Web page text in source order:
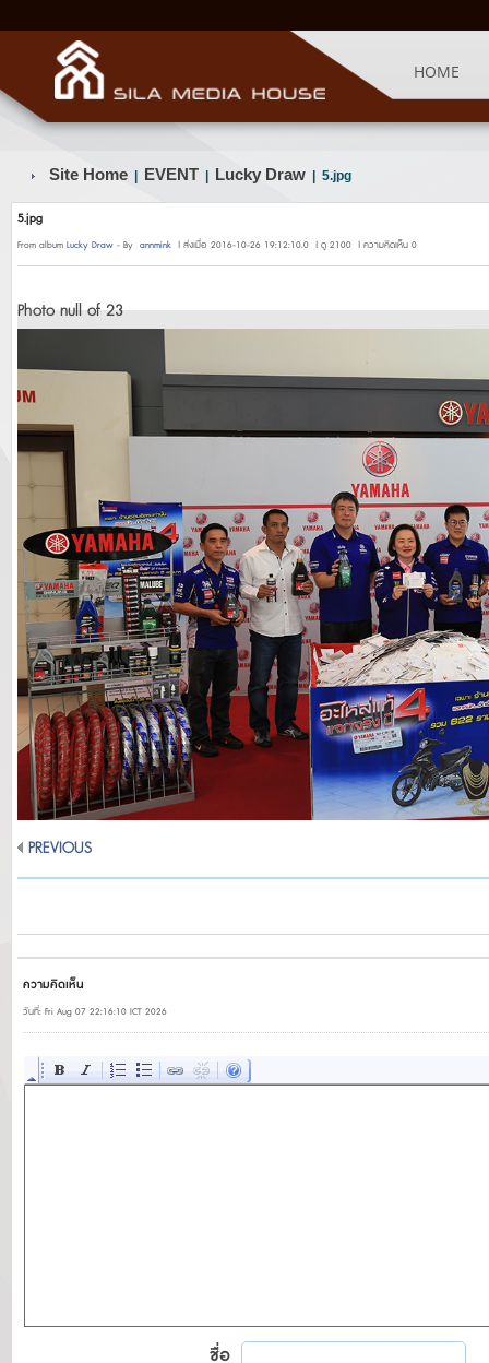
HOME
Site Home EVENT Lucky Draw | 5.jpg
5.jpg
From album Lucky Draw - By annmink | ส่งเมื่อ 2016-10-26 19:12:10.0 | ดู 2100 | ความคิดเห็น 0
Photo null of 23
PREVIOUS
ความคิดเห็น
วันที่: Fri Aug 07 22:16:10 ICT 2026
ชื่อ